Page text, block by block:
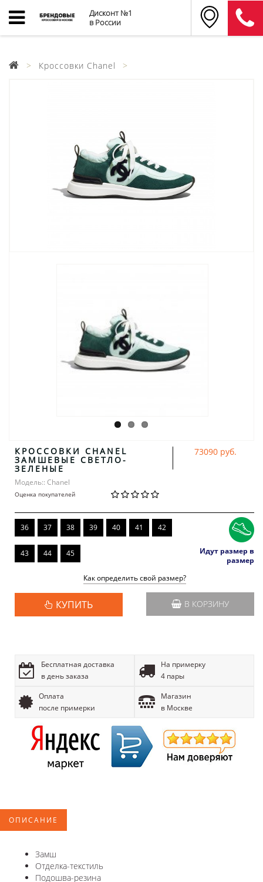
Дисконт №1
в России
Кроссовки Chanel
КРОССОВКИ CHANEL
ЗАМШЕВЫЕ СВЕТЛО-
ЗЕЛЕНЫЕ
Модель:: Chanel
Оценка покупателей
73090 руб.
36 37 38 39 40 41 42
43 44 45
Идут размер в
размер
Как определить свой размер?
КУПИТЬ В КОРЗИНУ
Бесплатная доставка
в день заказа
На примерку
4 пары
Оплата
после примерки
Магазин
в Москве
ОПИСАНИЕ
Замш
Отделка-текстиль
Подошва-резина